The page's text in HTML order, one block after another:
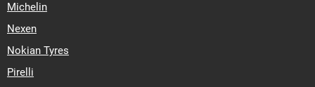
Michelin
Nexen
Nokian Tyres
Pirelli